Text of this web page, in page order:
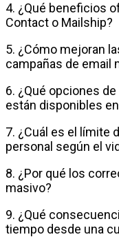
4. ¿Qué beneficios
Contact o Mailship?
5. ¿Cómo mejoran
campañas de email
6. ¿Qué opciones
están disponibles
7. ¿Cuál es el límite
personal según el
8. ¿Por qué los
masivo?
9. ¿Qué
tiempo desde una